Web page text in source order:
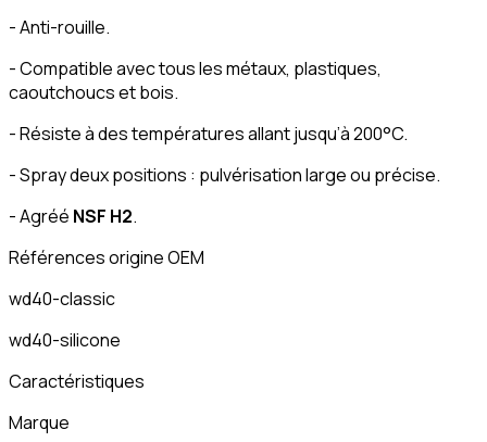
- Anti-rouille.
- Compatible avec tous les métaux, plastiques,
caoutchoucs et bois.
- Résiste à des températures allant jusqu’à 200°C.
- Spray deux positions : pulvérisation large ou précise.
- Agréé NSF H2.
Références origine OEM
wd40-classic
wd40-silicone
Caractéristiques
Marque